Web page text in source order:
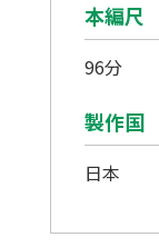
本編尺
96分
製作国
日本